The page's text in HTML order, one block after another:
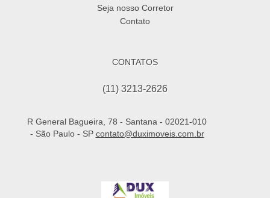
Seja nosso Corretor
Contato
CONTATOS
(11) 3213-2626
R General Bagueira, 78 - Santana - 02021-010
- São Paulo - SP contato@duximoveis.com.br